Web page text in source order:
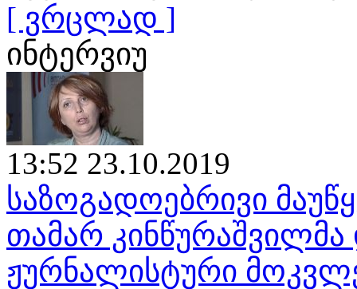
[ ვრცლად ]
ინტერვიუ
13:52 23.10.2019
საზოგადოებრივი
თამარ
ჟურნალისტური